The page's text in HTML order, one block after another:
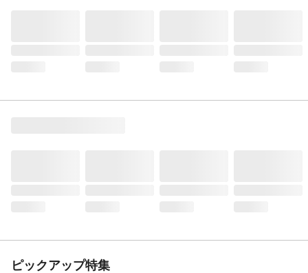
ピックアップ特集